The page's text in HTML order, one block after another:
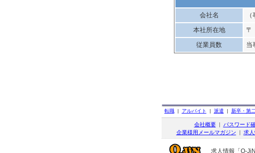
会社名
本社所在地
〒
従業員数
当
転職| アルバイト | 派遣 | 新卒・第
会社概要| パスワード
企業様用メールマガジン | 求
求人情報「Q-